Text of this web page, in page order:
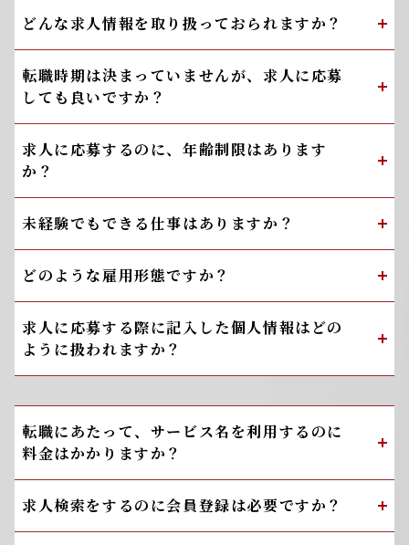
どんな求人情報を取り扱っておられますか？
転職時期は決まっていませんが、求人に応募
しても良いですか？
求人に応募するのに、年齢制限はあります
か？
未経験でもできる仕事はありますか？
どのような雇用形態ですか？
求人に応募する際に記入した個人情報はどの
ように扱われますか？
転職にあたって、サービス名を利用するのに
料金はかかりますか？
求人検索をするのに会員登録は必要ですか？